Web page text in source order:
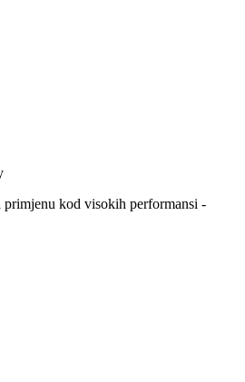
kod visokih performansi -